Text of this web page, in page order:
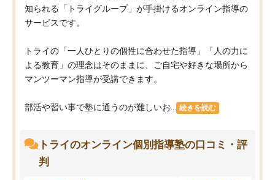
知られる「トライグループ」が手掛けるオンライン指導の
サービスです。
トライの「一人ひとりの個性に合わせた指導」「人の力に
よる教育」の理念はそのままに、ご自宅や好きな場所から
マンツーマン指導が受講できます。
部活や習い事で塾に通うのが難しいお... 続きを読む
トライのオンライン個別指導塾の口コミ・評
判